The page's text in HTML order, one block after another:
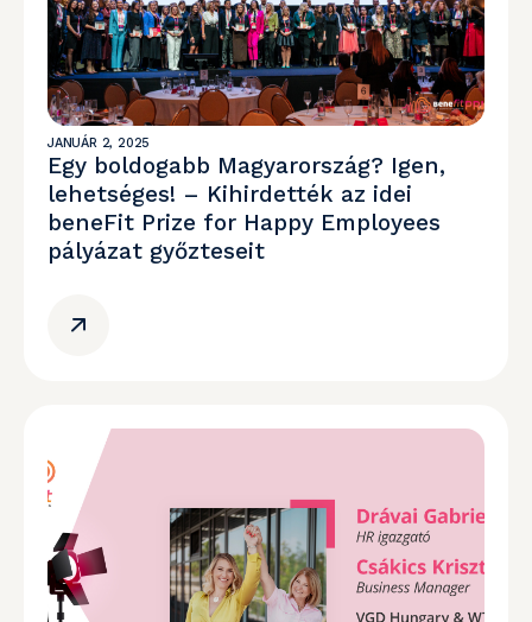
JANUÁR 2, 2025
Egy boldogabb Magyarország? Igen,
lehetséges! – Kihirdették az idei
beneFit Prize for Happy Employees
pályázat győzteseit